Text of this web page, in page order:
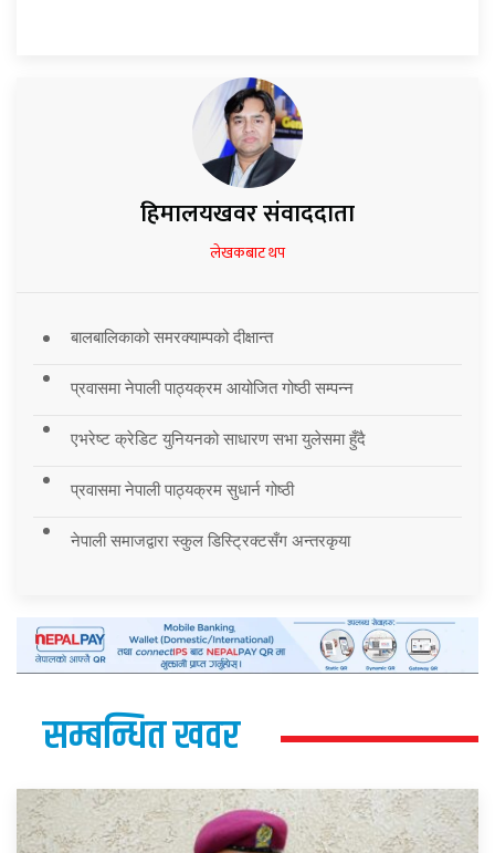
हिमालयखवर संवाददाता
लेखकबाट थप
बालबालिकाको समरक्याम्पको दीक्षान्त
प्रवासमा नेपाली पाठ्यक्रम आयोजित गोष्ठी सम्पन्न
एभरेष्ट क्रेडिट युनियनको साधारण सभा युलेसमा हुँदै
प्रवासमा नेपाली पाठ्यक्रम सुधार्न गोष्ठी
नेपाली समाजद्वारा स्कुल डिस्ट्रिक्टसँग अन्तरकृया
सम्बन्धित खवर